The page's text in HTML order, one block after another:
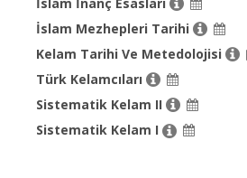
İslam Mezhepleri Tarihi
Kelam Tarihi Ve Metedolojisi
Türk Kelamcıları
Sistematik Kelam II
Sistematik Kelam I